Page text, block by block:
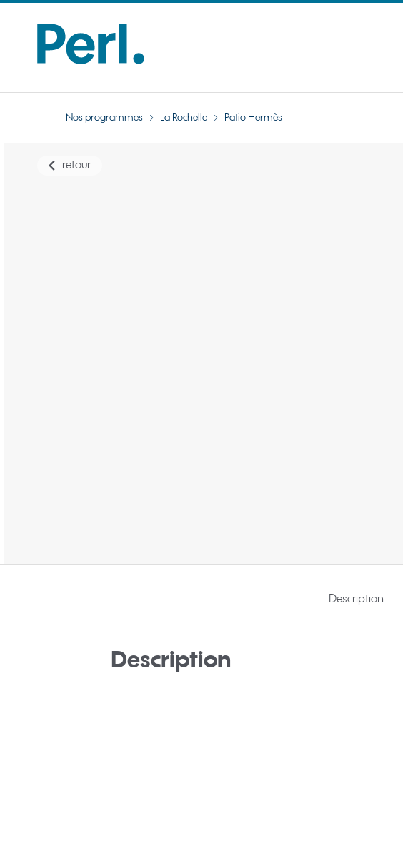
Nos programmes La Rochelle Patio Hermès
retour
Description
Description